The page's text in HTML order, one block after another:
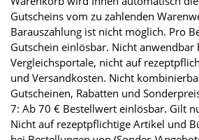
Gutscheins vom zu zahlenden
Barauszahlung ist nicht möglich. Pro
Gutschein einlösbar. Nicht anwendbar
Vergleichsportale, nicht auf
und Versandkosten. Nicht
Gutscheinen, Rabatten und
7: Ab 70 € Bestellwert einlösbar. Gilt
Nicht auf rezeptpflichtige Artikel und